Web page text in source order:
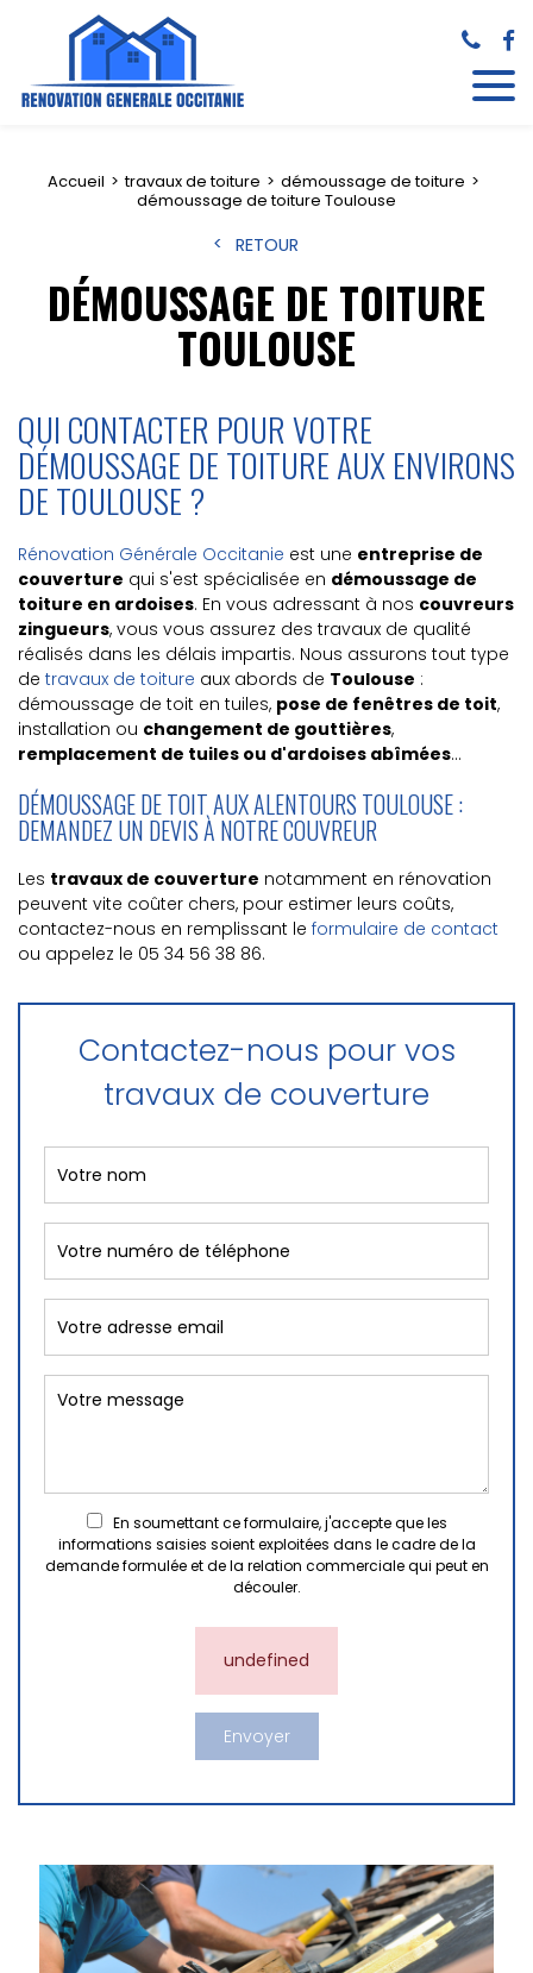
Accueil travaux de toiture
démoussage de toiture
démoussage de toiture Toulouse
RETOUR
DÉMOUSSAGE DE TOITURE
TOULOUSE
QUI CONTACTER POUR VOTRE
DÉMOUSSAGE DE TOITURE AUX ENVIRONS
DE TOULOUSE ?
Rénovation Générale Occitanie est une entreprise de
couverture qui s'est spécialisée en démoussage de
toiture en ardoises. En vous adressant à nos couvreurs
zingueurs, vous vous assurez des travaux de qualité
réalisés dans les délais impartis. Nous assurons tout type
de travaux de toiture aux abords de Toulouse :
démoussage de toit en tuiles, pose de fenêtres de toit,
installation ou changement de gouttières,
remplacement de tuiles ou d'ardoises abîmées...
DÉMOUSSAGE DE TOIT AUX ALENTOURS TOULOUSE :
DEMANDEZ UN DEVIS À NOTRE COUVREUR
Les travaux de couverture notamment en rénovation
peuvent vite coûter chers, pour estimer leurs coûts,
contactez-nous en remplissant le formulaire de contact
ou appelez le 05 34 56 38 86.
Contactez-nous pour vos
travaux de couverture
En soumettant ce formulaire, j'accepte que les
informations saisies soient exploitées dans le cadre de la
demande formulée et de la relation commerciale qui peut en
découler.
undefined